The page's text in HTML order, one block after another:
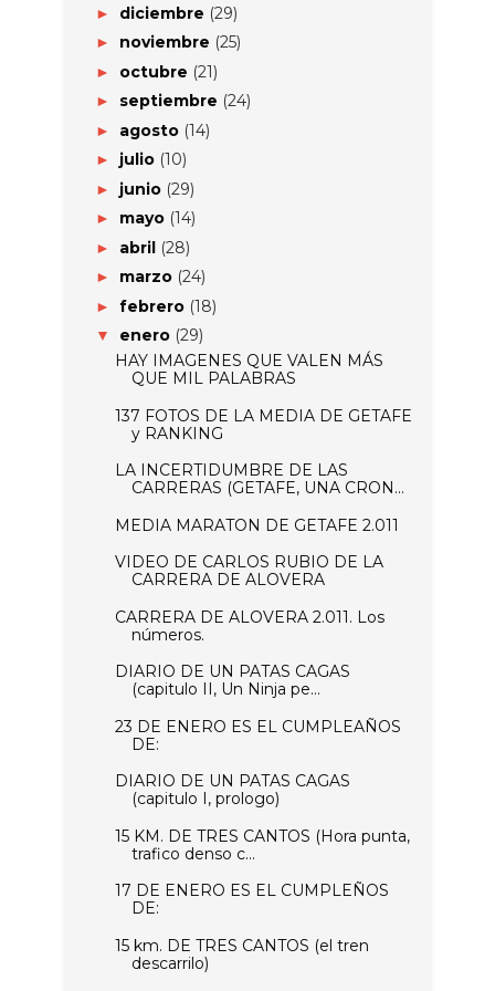
► diciembre (29)
► noviembre (25)
► octubre (21)
► septiembre (24)
► agosto (14)
► julio (10)
► junio (29)
► mayo (14)
► abril (28)
► marzo (24)
► febrero (18)
▼ enero (29)
HAY IMAGENES QUE VALEN MÁS
QUE MIL PALABRAS
137 FOTOS DE LA MEDIA DE GETAFE
y RANKING
LA INCERTIDUMBRE DE LAS
CARRERAS (GETAFE, UNA CRON...
MEDIA MARATON DE GETAFE 2.011
VIDEO DE CARLOS RUBIO DE LA
CARRERA DE ALOVERA
CARRERA DE ALOVERA 2.011. Los
números.
DIARIO DE UN PATAS CAGAS
(capitulo II, Un Ninja pe...
23 DE ENERO ES EL CUMPLEAÑOS
DE:
DIARIO DE UN PATAS CAGAS
(capitulo I, prologo)
15 KM. DE TRES CANTOS (Hora punta,
trafico denso c...
17 DE ENERO ES EL CUMPLEÑOS
DE:
15 km. DE TRES CANTOS (el tren
descarrilo)